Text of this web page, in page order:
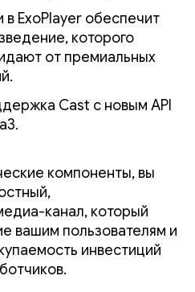
ExoPlayer обеспечит
которого
от премиальных
Cast с новым API
компоненты, вы
канал, который
вашим пользователям и
инвестиций